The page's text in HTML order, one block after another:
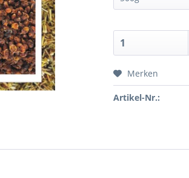
Merken
Artikel-Nr.: